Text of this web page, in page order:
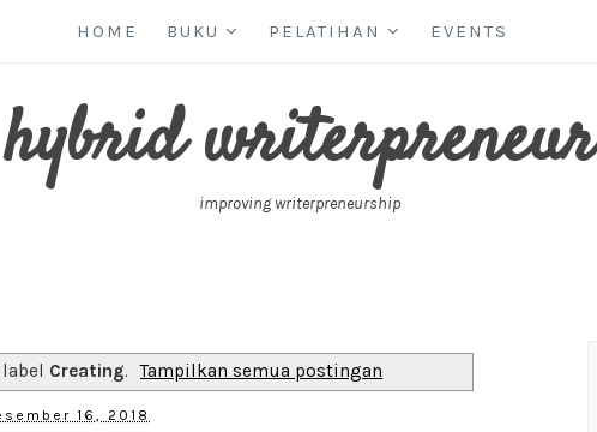
HOME BUKU PELATIHAN EVENTS
hybrid writerpreneur
improving writerpreneurship
Creating. Tampilkan semua postingan
16, 2018